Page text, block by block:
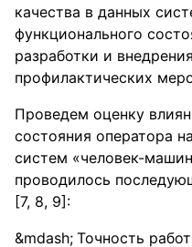
качества в данных
функционального
разработки и
профилактических
Проведем оценку
состояния оператора
систем «человек-
проводилось
[7, 8, 9]:
Точность